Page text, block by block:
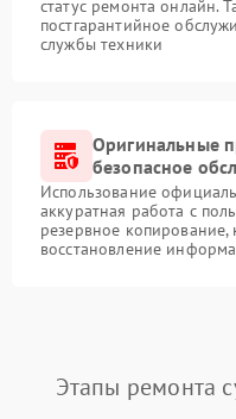
статус ремонта онлайн.
постгарантийное
службы техники
Оригинальные
безопасное
Использование
аккуратная работа с
резервное
восстановление
Этапы ремонта